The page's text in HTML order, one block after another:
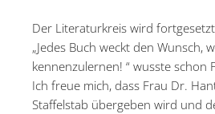
Der Literaturkreis wird
„Jedes Buch weckt den Wunsch,
kennenzulernen! “ wusste schon
Ich freue mich, dass Frau Dr.
Staffelstab übergeben wird und